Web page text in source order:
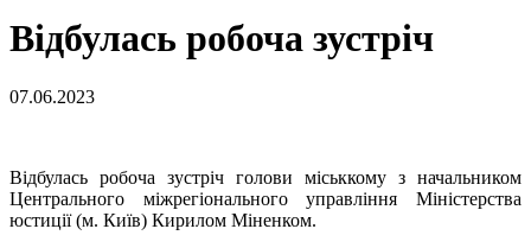
Відбулась робоча зустріч
07.06.2023
Відбулась робоча зустріч голови міськкому з начальником
Центрального міжрегіонального управління Міністерства
юстиції (м. Київ) Кирилом Міненком.